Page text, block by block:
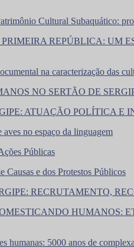
Cultural Subaquático:
REPÚBLICA: UM
na caracterização das
NO SERTÃO DE
ATUAÇÃO POLÍTICA E
aves no espaço da linguagem
Públicas
Causas e dos Protestos Públicos
RECRUTAMENTO,
HUMANOS:
humanas: 5000 anos de